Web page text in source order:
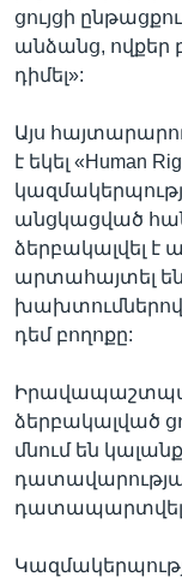
ՀԵՏԵՒԵՔ ՄԵԶ
Լեզուներ
ցույցի
անձանց, ովքեր
դիմել»:
Այս
է եկել «Human
անցկացված
ձերբակալվել է
արտահայտել
խախտումներով
դեմ բողոքը:
ձերբակալված
մնում են
դատապարտվել